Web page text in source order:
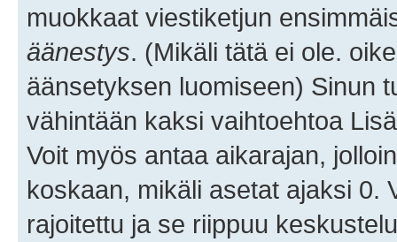
muokkaat viestiketjun
äänestys. (Mikäli tätä ei ole.
äänsetyksen luomiseen) Sinun
vähintään kaksi vaihtoehtoa
Voit myös antaa aikarajan,
koskaan, mikäli asetat ajaksi 0.
rajoitettu ja se riippuu